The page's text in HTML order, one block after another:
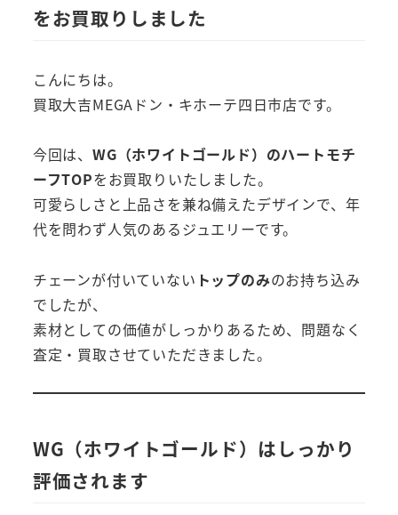
をお買取りしました
こんにちは。
買取大吉MEGAドン・キホーテ四日市店です。
今回は、 WG（ホワイトゴールド）のハートモチ
ーフTOPをお買取りいたしました。
可愛らしさと上品さを兼ね備えたデザインで、年
代を問わず人気のあるジュエリーです。
チェーンが付いていない トップのみのお持ち込み
でしたが、
素材としての価値がしっかりあるため、問題なく
査定・買取させていただきました。
WG（ホワイトゴールド）はしっかり
評価されます